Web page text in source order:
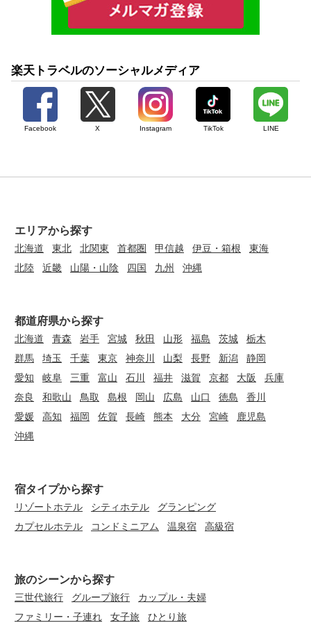
楽天トラベルのソーシャルメディア
Facebook X Instagram TikTok LINE
エリアから探す
北海道 東北 北関東 首都圏 甲信越 伊豆・箱根
東海
北陸 近畿 山陽・山陰 四国 九州 沖縄
都道府県から探す
北海道 青森 岩手 宮城 秋田 山形 福島 茨城 栃木
群馬 埼玉 千葉 東京 神奈川 山梨 長野 新潟 静岡
愛知
岐阜 三重 富山 石川 福井 滋賀 京都 大阪
兵庫
奈良
和歌山 鳥取 島根 岡山 広島 山口 徳島
香川
愛媛 高知 福岡 佐賀 長崎 熊本 大分 宮崎
鹿児島
沖縄
宿タイプから探す
リゾートホテル シティホテル
グランピング
カプセルホテル
コンドミニアム 温泉宿 高級宿
旅のシーンから探す
三世代旅行 グループ旅行
カップル・夫婦
ファミリー・子連れ 女子旅 ひとり旅